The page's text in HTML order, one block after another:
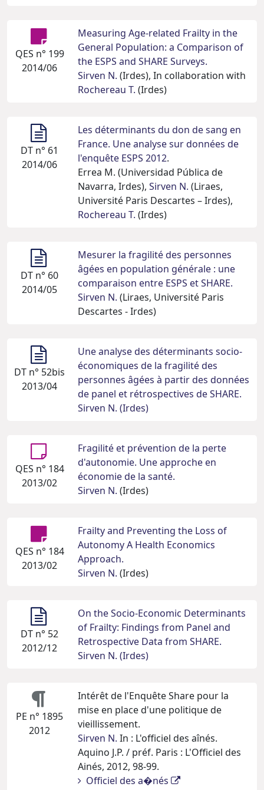
QES n° 199
2014/06
Measuring Age-related Frailty in the
General Population: a Comparison of
the ESPS and SHARE Surveys.
Sirven N. (Irdes), In collaboration with
Rochereau T. (Irdes)
DT n° 61
2014/06
Les déterminants du don de sang en
France. Une analyse sur données de
l'enquête ESPS 2012.
Errea M. (Universidad Pública de
Navarra, Irdes), Sirven N. (Liraes,
Université Paris Descartes – Irdes),
Rochereau T. (Irdes)
DT n° 60
2014/05
Mesurer la fragilité des personnes
âgées en population générale : une
comparaison entre ESPS et SHARE.
Sirven N. (Liraes, Université Paris
Descartes - Irdes)
DT n° 52bis
2013/04
Une analyse des déterminants socio-
économiques de la fragilité des
personnes âgées à partir des données
de panel et rétrospectives de SHARE.
Sirven N. (Irdes)
QES n° 184
2013/02
Fragilité et prévention de la perte
d'autonomie. Une approche en
économie de la santé.
Sirven N. (Irdes)
QES n° 184
2013/02
Frailty and Preventing the Loss of
Autonomy A Health Economics
Approach.
Sirven N. (Irdes)
DT n° 52
2012/12
On the Socio-Economic Determinants
of Frailty: Findings from Panel and
Retrospective Data from SHARE.
Sirven N. (Irdes)
PE n° 1895
2012
Intérêt de l'Enquête Share pour la
mise en place d'une politique de
vieillissement.
Sirven N. In : L'officiel des aînés.
Aquino J.P. / préf. Paris : L'Officiel des
Ainés, 2012, 98-99.
Officiel des a�nés